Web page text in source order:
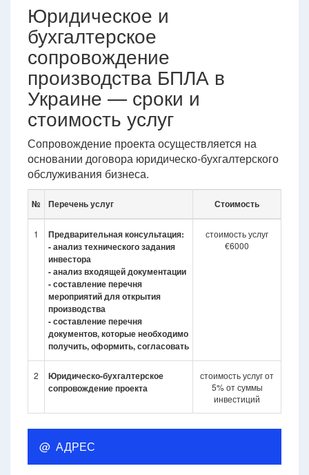
Юридическое и
бухгалтерское
сопровождение
производства БПЛА в
Украине — сроки и
стоимость услуг
Сопровождение проекта осуществляется на
основании договора юридическо-бухгалтерского
обслуживания бизнеса.
№ Перечень услуг Стоимость
1
Предварительная консультация:
- анализ технического задания
инвестора
- анализ входящей документации
- составление перечня
мероприятий для открытия
производства
- составление перечня
документов, которые необходимо
получить, оформить, согласовать
стоимость услуг
€6000
2
Юридическо-бухгалтерское
сопровождение проекта
стоимость услуг от
5% от суммы
инвестиций
@ АДРЕС